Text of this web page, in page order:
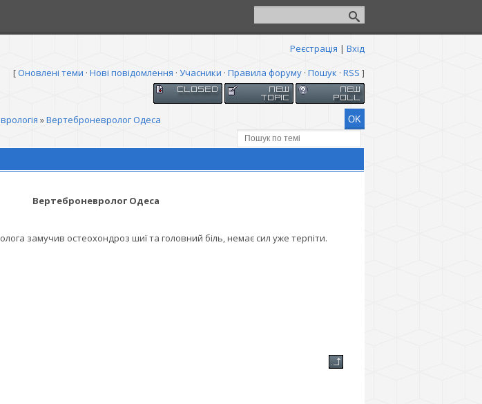
Реєстрація | Вхід
[Оновлені теми · Нові повідомлення · Учасники · Правила форуму· Пошук · RSS ]
»Вертеброневролог Одеса
Вертеброневролог Одеса
замучив остеохондроз шиї та головний біль, немає сил уже терпіти.